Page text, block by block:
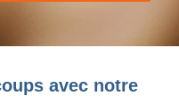
avec notre